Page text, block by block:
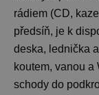
rádiem (CD,
předsíň, je k
deska, lednička
koutem, vanou a
schody do